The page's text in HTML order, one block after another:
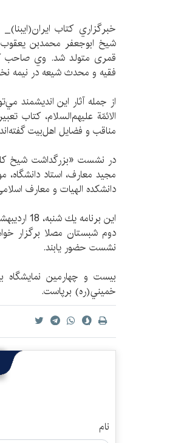
خبرگزاري كتاب
قمری متولد شد. وي صاحب
فقیه و محدث شیعه در
از جمله آثار اين انديشمند
الائمّة علیهم‌السلام، کتاب
مناقب و فضایل اهل‌بیت
در نشست «بزرگداشت شیخ
مجيد معارف، استاد
دانشکده الهیات و معارف
دوم شبستان مصلا برگزار
نشست حضور يابند.
خميني(ره) برپاست.
نام